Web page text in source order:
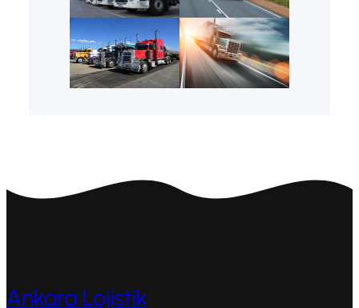
Ankara Lojistik